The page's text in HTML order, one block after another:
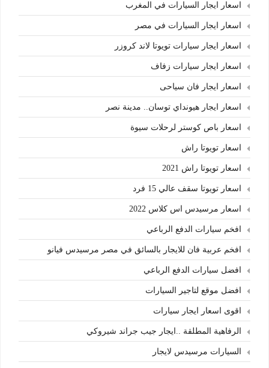
اسعار ايجار السيارات في المغرب
اسعار ايجار السيارات في مصر
اسعار ايجار سيارات تويوتا لاند كروزر
اسعار ايجار سيارات زفاف
اسعار ايجار فان سياحى
اسعار ايجار هيونداي توسان.. مدينة نصر
اسعار باص كوستر لرحلات سيوة
اسعار تويوتا راش
اسعار تويوتا راش 2021
اسعار تويوتا سقف عالي 15 فرد
اسعار مرسيدس اس كلاس 2022
افخم سيارات الدفع الرباعي
افخم عربية فان للايجار بالسائق في مصر مرسيدس فيانو
افضل سيارات الدفع الرباعي
افضل موقع لتاجير السيارات
اقوى اسعار ايجار سيارات
الرفاهية المطلقة ..ايجار جيب جراند شيروكي
السيارات مرسيدس لايجار